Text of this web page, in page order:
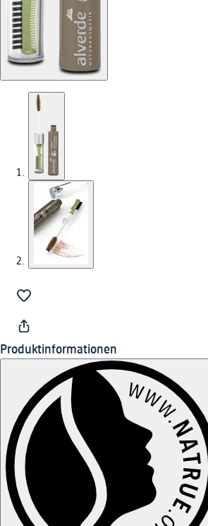
Produktinformationen